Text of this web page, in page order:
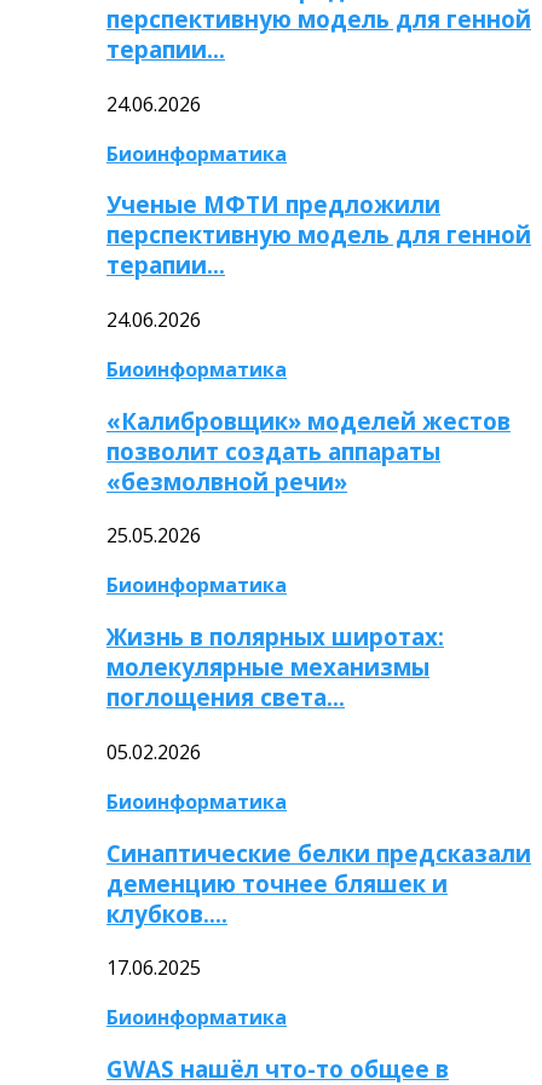
перспективную модель для генной
терапии…
24.06.2026
Биоинформатика
Ученые МФТИ предложили
перспективную модель для генной
терапии…
24.06.2026
Биоинформатика
«Калибровщик» моделей жестов
позволит создать аппараты
«безмолвной речи»
25.05.2026
Биоинформатика
Жизнь в полярных широтах:
молекулярные механизмы
поглощения света…
05.02.2026
Биоинформатика
Синаптические белки предсказали
деменцию точнее бляшек и
клубков….
17.06.2025
Биоинформатика
GWAS нашёл что-то общее в